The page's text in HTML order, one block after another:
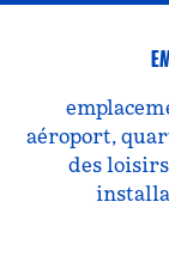
aéroport,
des